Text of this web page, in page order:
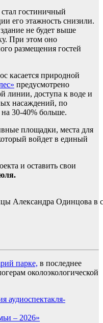
гостиничный
его этажность снизили.
не будет выше
При этом оно
размещения гостей
касается природной
предусмотрено
линии, доступа к воде и
насаждений, по
30-40% больше.
площадки, места для
войдет в единый
и оставить свои
Александра Одинцова в
парке, в последнее
околоэкологической
аудиоспектакля-
– 2026»